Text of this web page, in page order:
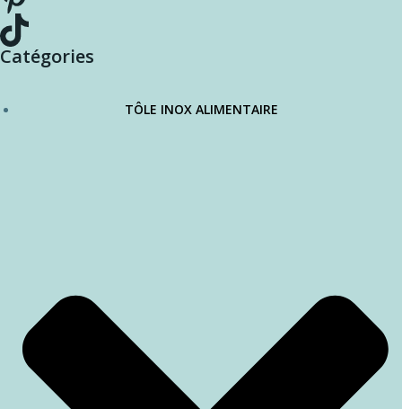
Catégories
TÔLE INOX ALIMENTAIRE